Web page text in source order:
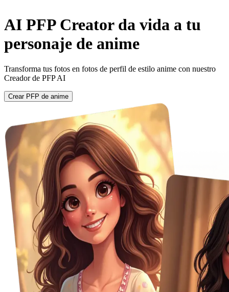
AI PFP Creator da vida a tu
personaje de anime
Transforma tus fotos en fotos de perfil de estilo anime con nuestro
Creador de PFP AI
Crear PFP de anime